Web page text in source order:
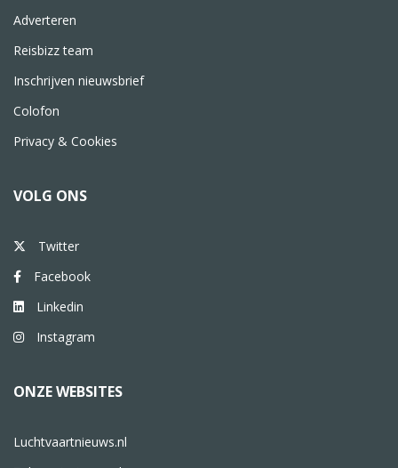
Adverteren
Reisbizz team
Inschrijven nieuwsbrief
Colofon
Privacy & Cookies
VOLG ONS
Twitter
Facebook
Linkedin
Instagram
ONZE WEBSITES
Luchtvaartnieuws.nl